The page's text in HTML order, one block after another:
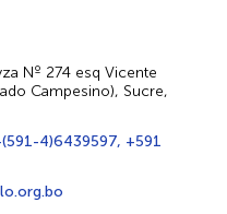
Nº 274 esq Vicente
Campesino), Sucre,
4)6439597, +591